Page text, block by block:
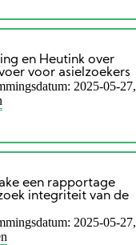
en Heutink over
voor asielzoekers
2025-05-27,
een rapportage
integriteit van de
2025-05-27,